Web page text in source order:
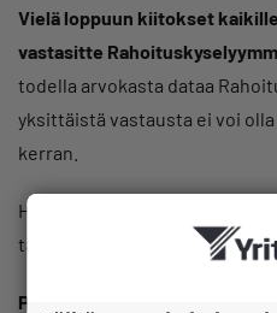
Vielä loppuun kiitokset
vastasitte
todella arvokasta dataa
yksittäistä vastausta ei voi
kerran.
Hyvää loppuvuotta ja
tapahtumissa.
Paula Aikio-Tallgren